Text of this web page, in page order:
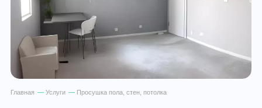
Главная — Услуги — Просушка пола, стен, потолка